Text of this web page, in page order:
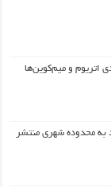
محدوده شهری منتشر